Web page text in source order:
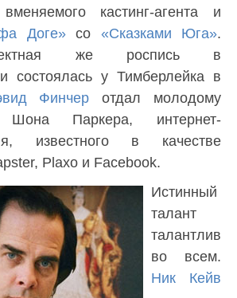
кастинг-агента и
Доге»со «Сказками Юга».
же роспись в
состоялась у Тимберлейка в
Финчер отдал молодому
Паркера, интернет-
известного в качестве
Plaxo и Facebook.
Истинный
талант
талантлив
во всем.
Ник Кейв